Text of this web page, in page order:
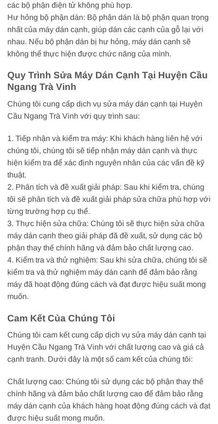
các bộ phận điện tử không phù hợp.
Hư hỏng bộ phận dán: Bộ phận dán là bộ phận quan trọng
nhất của máy dán cạnh, giúp dán các cạnh của gỗ lại với
nhau. Nếu bộ phận dán bị hư hỏng, máy dán cạnh sẽ
không thể thực hiện được chức năng của mình.
Quy Trình Sửa Máy Dán Cạnh Tại Huyện Cầu
Ngang Trà Vinh
Chúng tôi cung cấp dịch vụ sửa máy dán cạnh tại Huyện
Cầu Ngang Trà Vinh với quy trình sau:
1. Tiếp nhận và kiểm tra máy: Khi khách hàng liên hệ với
chúng tôi, chúng tôi sẽ tiếp nhận máy dán cạnh và thực
hiện kiểm tra để xác định nguyên nhân của các vấn đề kỹ
thuật.
2. Phân tích và đề xuất giải pháp: Sau khi kiểm tra, chúng
tôi sẽ phân tích và đề xuất giải pháp sửa chữa phù hợp với
từng trường hợp cụ thể.
3. Thực hiện sửa chữa: Chúng tôi sẽ thực hiện sửa chữa
máy dán cạnh theo giải pháp đã đề xuất, sử dụng các bộ
phận thay thế chính hãng và đảm bảo chất lượng cao.
4. Kiểm tra và thử nghiệm: Sau khi sửa chữa, chúng tôi sẽ
kiểm tra và thử nghiệm máy dán cạnh để đảm bảo rằng
máy đã hoạt động đúng cách và đạt được hiệu suất mong
muốn.
Cam Kết Của Chúng Tôi
Chúng tôi cam kết cung cấp dịch vụ sửa máy dán cạnh tại
Huyện Cầu Ngang Trà Vinh với chất lượng cao và giá cả
cạnh tranh. Dưới đây là một số cam kết của chúng tôi:
Chất lượng cao: Chúng tôi sử dụng các bộ phận thay thế
chính hãng và đảm bảo chất lượng cao để đảm bảo rằng
máy dán cạnh của khách hàng hoạt động đúng cách và đạt
được hiệu suất mong muốn.